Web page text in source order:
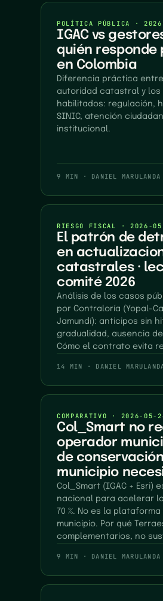
POLÍTICA PÚBLICA ·
IGAC vs
quién
en Colombia
Diferencia práctica
autoridad catastral y
habilitados: regulación,
SINIC, atención
institucional.
9 MIN · DANIEL MARULANDA
RIESGO FISCAL · 2026-
El patrón de
en
catastrales ·
comité 2026
Análisis de los casos
por Contraloría (Yopal-
Jamundí): anticipos sin
gradualidad, ausencia
Cómo el contrato evita
14 MIN · DANIEL
COMPARATIVO · 2026-05-
Col_Smart no
operador
de
municipio
Col_Smart (IGAC + Esri)
nacional para acelerar
70 %. No es la
municipio. Por qué
complementarios, no
9 MIN · DANIEL MARULANDA